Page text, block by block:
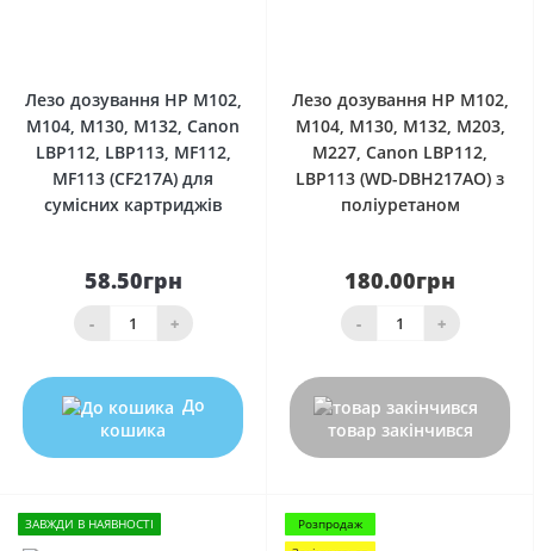
Лезо дозування HP M102,
M104, M130, M132, Canon
LBP112, LBP113, MF112,
MF113 (CF217A) для
сумісних картриджів
58.50грн
- +
До
кошика
Лезо дозування HP M102,
M104, M130, M132, M203,
M227, Canon LBP112,
LBP113 (WD-DBH217AO) з
поліуретаном
180.00грн
- +
товар закінчився
ЗАВЖДИ В НАЯВНОСТІ
Розпродаж